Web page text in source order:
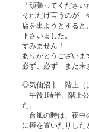
「頑張ってくださ
それだけ言うのが
店を出ようとすると
下さいました。
すみません！
ありがとうございま
必ず、必ず また
◎気仙沼市 階上（
午後1時半、階上
た。
台風の時は、夜中
に樽を置いたりした